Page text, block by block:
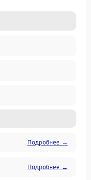
Подробнее →
Подробнее →